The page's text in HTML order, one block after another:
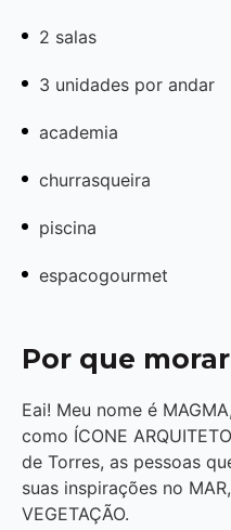
2 salas
3 unidades por andar
academia
churrasqueira
piscina
espacogourmet
Por que
Eai! Meu nome é
como ÍCONE
de Torres, as pessoas
suas inspirações no
VEGETAÇÃO.